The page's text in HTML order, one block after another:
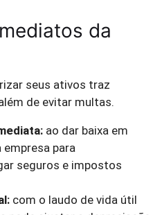
da
seus ativos traz
de evitar multas.
ao dar baixa em
para
seguros e impostos
com o laudo de vida útil